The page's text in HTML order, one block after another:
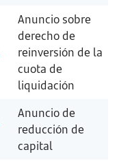
Anuncio sobre
derecho de
reinversión de la
cuota de
liquidación
Anuncio de
reducción de
capital